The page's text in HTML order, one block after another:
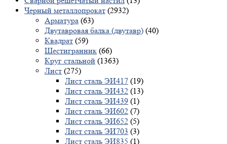
Черный металлопрокат (2932)
Арматура (63)
Двутавровая балка (двутавр) (40)
Квадрат (59)
Шестигранник (66)
Круг стальной (1363)
Лист (275)
Лист сталь ЭИ417 (19)
Лист сталь ЭИ432 (13)
Лист сталь ЭИ439 (1)
Лист сталь ЭИ602 (7)
Лист сталь ЭИ652 (5)
Лист сталь ЭИ703 (3)
Лист сталь ЭИ835 (1)